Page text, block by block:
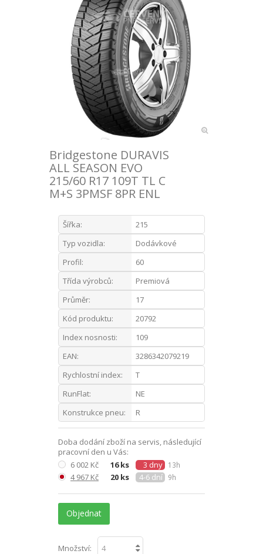
Bridgestone DURAVIS
ALL SEASON EVO
215/60 R17 109T TL C
M+S 3PMSF 8PR ENL
Šířka:
215
Typ vozidla:
Dodávkové
Profil:
60
Třída výrobců:
Premiová
Průměr:
17
Kód produktu:
20792
Index nosnosti:
109
EAN:
3286342079219
Rychlostní index:
T
RunFlat:
NE
Konstrukce pneu:
R
Doba dodání zboží na servis, následující
pracovní den u Vás:
6 002 Kč
16 ks 3 dny 13h
4 967 Kč 20 ks 4-6 dní 9h
Objednat
Množství: